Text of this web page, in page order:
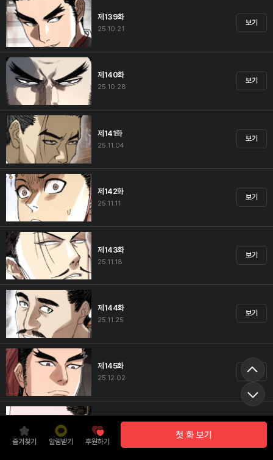
즐겨찾기 알림받기 후원하기
첫 화 보기
제139화
25.10.21
보기
제140화
25.10.28
보기
제141화
25.11.04
보기
제142화
25.11.11
보기
제143화
25.11.18
보기
제144화
25.11.25
보기
제145화
25.12.02
보기
제146화
25.12.09